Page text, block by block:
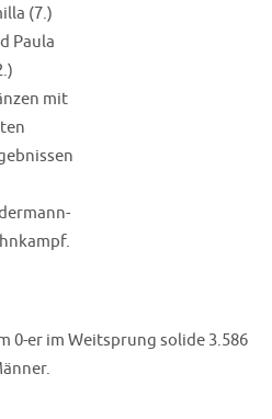
(7.)
Paula
mit
0-er im Weitsprung solide 3.586